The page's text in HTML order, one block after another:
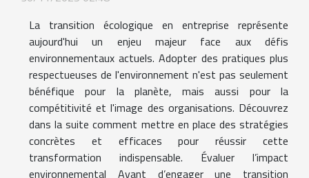
La transition écologique en entreprise représente
aujourd'hui un enjeu majeur face aux défis
environnementaux actuels. Adopter des pratiques plus
respectueuses de l'environnement n'est pas seulement
bénéfique pour la planète, mais aussi pour la
compétitivité et l'image des organisations. Découvrez
dans la suite comment mettre en place des stratégies
concrètes et efficaces pour réussir cette
transformation indispensable. Évaluer l’impact
environnemental Avant d’engager une transition